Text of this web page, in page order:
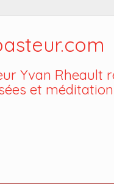
Yvan Rheault
et